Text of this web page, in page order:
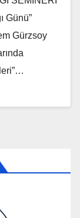
Günü”
Gürzsoy